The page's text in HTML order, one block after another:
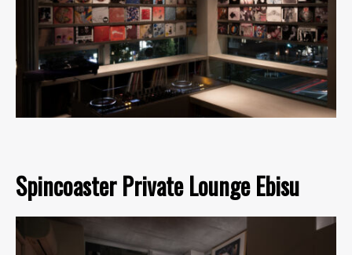
Spincoaster Private Lounge Ebisu